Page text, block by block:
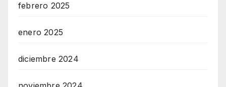
febrero 2025
enero 2025
diciembre 2024